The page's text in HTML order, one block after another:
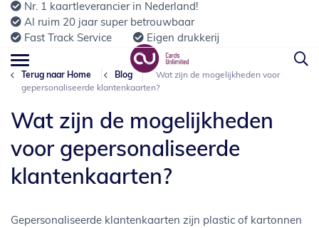
Nr. 1 kaartleverancier in Nederland!
Al ruim 20 jaar super betrouwbaar
Fast Track Service
Eigen drukkerij
Terug naar Home Blog
Wat zijn de mogelijkheden voor
gepersonaliseerde klantenkaarten?
Wat zijn de mogelijkheden
voor gepersonaliseerde
klantenkaarten?
Gepersonaliseerde klantenkaarten zijn plastic of kartonnen